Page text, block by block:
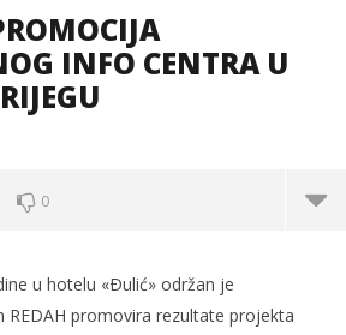
INFO CENTRA U
0
u hotelu «Ðulić» održan je
promovira rezultate projekta